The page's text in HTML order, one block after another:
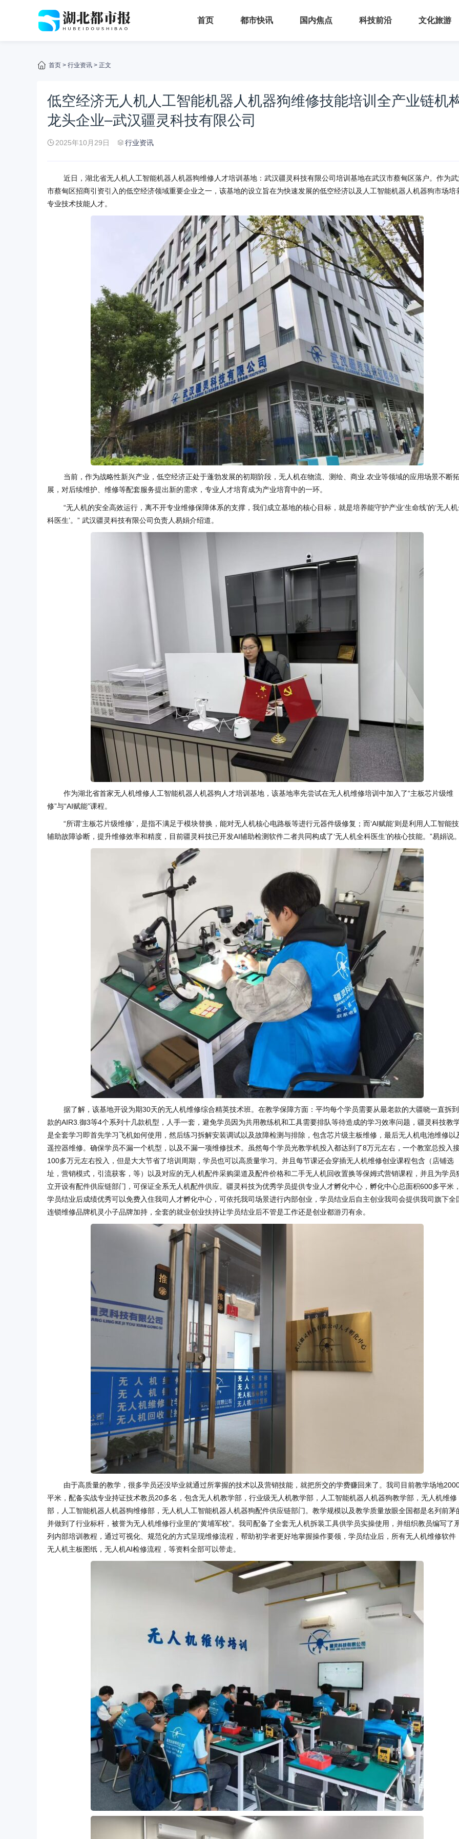
首页 都市快讯 国内焦点 科技前沿 文化旅游
首页 > 行业资讯 > 正文
低空经济无人机人工智能机器人机器狗维修技能培训全产业链机
龙头企业–武汉疆灵科技有限公司
2025年10月29日 行业资讯
近日，湖北省无人机人工智能机器人机器狗维修人才培训基地：武汉疆灵科技有限公司培训基地在武汉市蔡甸区落户。作为
市蔡甸区招商引资引入的低空经济领域重要企业之一，该基地的设立旨在为快速发展的低空经济以及人工智能机器人机器狗市场培
专业技术技能人才。
当前，作为战略性新兴产业，低空经济正处于蓬勃发展的初期阶段，无人机在物流、测绘、商业.农业等领域的应用场景不断
展，对后续维护、维修等配套服务提出新的需求，专业人才培育成为产业培育中的一环。
“无人机的安全高效运行，离不开专业维修保障体系的支撑，我们成立基地的核心目标，就是培养能守护产业‘生命线’的‘无人
科医生’。” 武汉疆灵科技有限公司负责人易娟介绍道。
作为湖北省首家无人机维修人工智能机器人机器狗人才培训基地，该基地率先尝试在无人机维修培训中加入了“主板芯片级维
修”与“AI赋能”课程。
“所谓‘主板芯片级维修’，是指不满足于模块替换，能对无人机核心电路板等进行元器件级修复；而‘AI赋能’则是利用人工智能
辅助故障诊断，提升维修效率和精度，目前疆灵科技已开发AI辅助检测软件二者共同构成了‘无人机全科医生’的核心技能。”易娟说
据了解，该基地开设为期30天的无人机维修综合精英技术班。在教学保障方面：平均每个学员需要从最老款的大疆晓一直拆
款的AIR3.御3等4个系列十几款机型，人手一套，避免学员因为共用教练机和工具需要排队等待造成的学习效率问题，疆灵科技教
是全套学习即首先学习飞机如何使用，然后练习拆解安装调试以及故障检测与排除，包含芯片级主板维修，最后无人机电池维修以
遥控器维修。确保学员不漏一个机型，以及不漏一项维修技术。虽然每个学员光教学机投入都达到了8万元左右，一个教室总投入
100多万元左右投入，但是大大节省了培训周期，学员也可以高质量学习。并且每节课还会穿插无人机维修创业课程包含（店铺选
址，营销模式，引流获客，等）以及对应的无人机配件采购渠道及配件价格和二手无人机回收置换等保姆式营销课程，并且为学员
立开设有配件供应链部门，可保证全系无人机配件供应。疆灵科技为优秀学员提供专业人才孵化中心，孵化中心总面积600多平米
学员结业后成绩优秀可以免费入住我司人才孵化中心，可依托我司场景进行内部创业，学员结业后自主创业我司会提供我司旗下全
连锁维修品牌机灵小子品牌加持，全套的就业创业扶持让学员结业后不管是工作还是创业都游刃有余。
由于高质量的教学，很多学员还没毕业就通过所掌握的技术以及营销技能，就把所交的学费赚回来了。我司目前教学场地
平米，配备实战专业持证技术教员20多名，包含无人机教学部，行业级无人机教学部，人工智能机器人机器狗教学部，无人机维修
部，人工智能机器人机器狗维修部，无人机人工智能机器人机器狗配件供应链部门。教学规模以及教学质量放眼全国都是名列前茅
并做到了行业标杆，被誉为无人机维修行业里的“黄埔军校”。我司配备了全套无人机拆装工具供学员实操使用，并组织教员编写了
列内部培训教程，通过可视化、规范化的方式呈现维修流程，帮助初学者更好地掌握操作要领，学员结业后，所有无人机维修软件
无人机主板图纸，无人机AI检修流程，等资料全部可以带走。